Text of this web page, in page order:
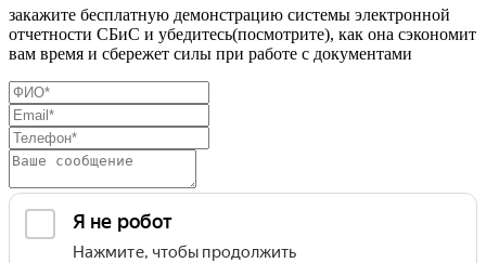
закажите бесплатную демонстрацию системы электронной
отчетности СБиС и убедитесь(посмотрите), как она сэкономит
вам время и сбережет силы при работе с документами